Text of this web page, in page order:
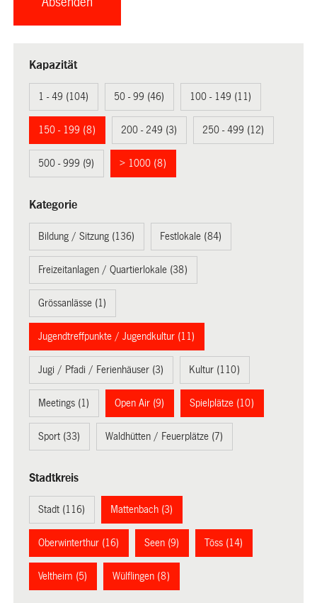
Kapazität
1 - 49 (104) 50 - 99 (46) 100 - 149 (11)
150 - 199 (8) 200 - 249 (3) 250 - 499 (12)
500 - 999 (9) > 1000 (8)
Kategorie
Bildung / Sitzung (136) Festlokale (84)
Freizeitanlagen / Quartierlokale (38)
Grössanlässe (1)
Jugendtreffpunkte / Jugendkultur (11)
Jugi / Pfadi / Ferienhäuser (3) Kultur (110)
Meetings (1) Open Air (9) Spielplätze (10)
Sport (33) Waldhütten / Feuerplätze (7)
Stadtkreis
Stadt (116) Mattenbach (3)
Oberwinterthur (16) Seen (9) Töss (14)
Veltheim (5) Wülflingen (8)